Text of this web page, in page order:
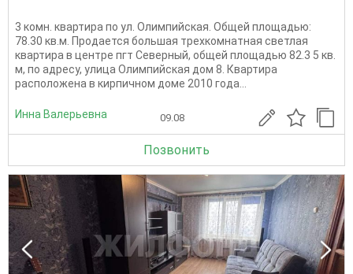
3 комн. квартира по ул. Олимпийская. Общей площадью:
78.30 кв.м. Продается большая трехкомнатная светлая
квартира в центре пгт Северный, общей площадью 82.3 5 кв.
м, по адресу, улица Олимпийская дом 8. Квартира
расположена в кирпичном доме 2010 года...
Инна Валерьевна 09.08
Позвонить